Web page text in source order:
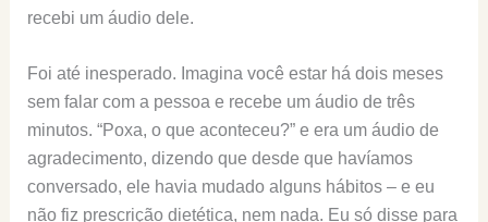
recebi um áudio dele.
Foi até inesperado. Imagina você estar há dois meses
sem falar com a pessoa e recebe um áudio de três
minutos. “Poxa, o que aconteceu?” e era um áudio de
agradecimento, dizendo que desde que havíamos
conversado, ele havia mudado alguns hábitos – e eu
não fiz prescrição dietética, nem nada. Eu só disse para